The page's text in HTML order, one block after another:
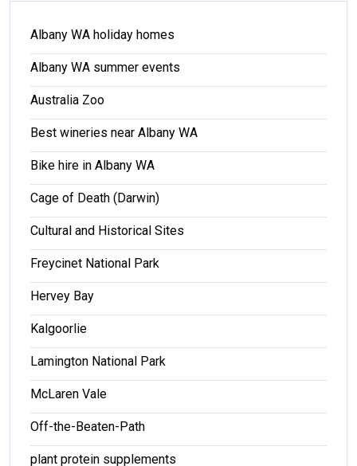
Albany WA holiday homes
Albany WA summer events
Australia Zoo
Best wineries near Albany WA
Bike hire in Albany WA
Cage of Death (Darwin)
Cultural and Historical Sites
Freycinet National Park
Hervey Bay
Kalgoorlie
Lamington National Park
McLaren Vale
Off-the-Beaten-Path
plant protein supplements